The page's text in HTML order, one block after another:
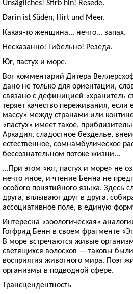
Unsägliches! Stirb hin! Resede.
Darin ist Süden, Hirt und Meer.
Какая-то женщина... нечто... запах.
Несказанно! Гибельно! Резеда.
Юг, пастух и море.
Вот комментарий Дитера
дано не только для ориентации,
связано с дефиницией «хранитель
теряет качество переживания, если
массу» между странами или
«пастух» имеет такое,
Аркадия, сладостное безделье,
естественное, сомнамбулическое
бессознательном потоке жизни...
...При этом «юг, пастух и море» не
нечто иное, и чтение Бенна не
особого понятийного языка. Здесь
друга, вплывают друг в друга,
ассоциативное поле, в единую
Интересна «зоологическая»
Готфрид Бенн в своем фрагменте
В море встречаются живые
светящихся волосков — таковы
восприятия животного мира. Поэт
организмы в подводной сфере.
Трансцендентность